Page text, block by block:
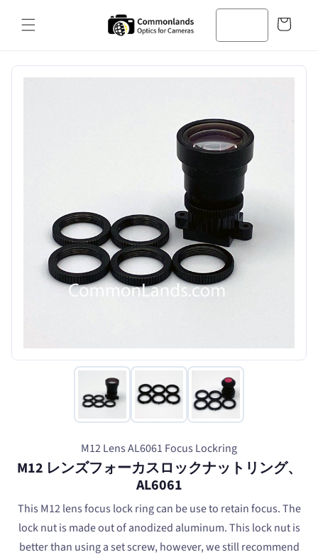
ツへスキ
ップ
ー
M12 Lens AL6061 Focus Lockring
M12 レンズフォーカスロックナットリング、
AL6061
This M12 lens focus lock ring can be use to retain focus. The
lock nut is made out of anodized aluminum. This lock nut is
better than using a set screw, however, we still recommend